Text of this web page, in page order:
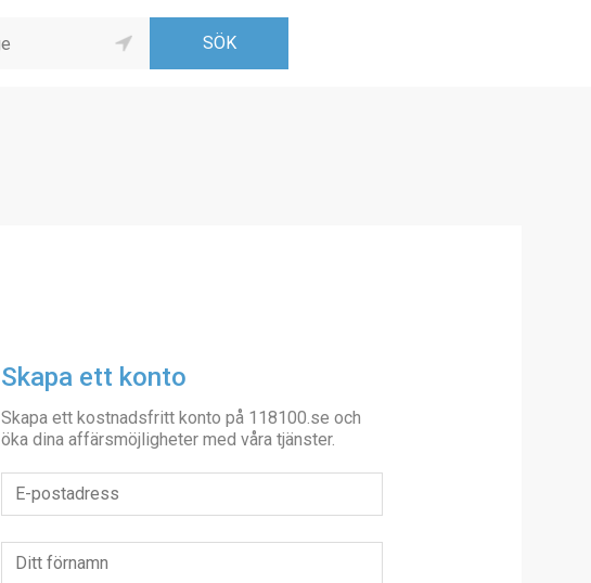
Skapa ett konto
Skapa ett kostnadsfritt konto på 118100.se och
öka dina affärsmöjligheter med våra tjänster.